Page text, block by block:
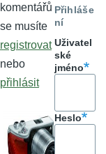
komentářů
se musíte
registrovat
nebo
přihlásit
Přihláše
ní
Uživatel
ské
jméno
Heslo